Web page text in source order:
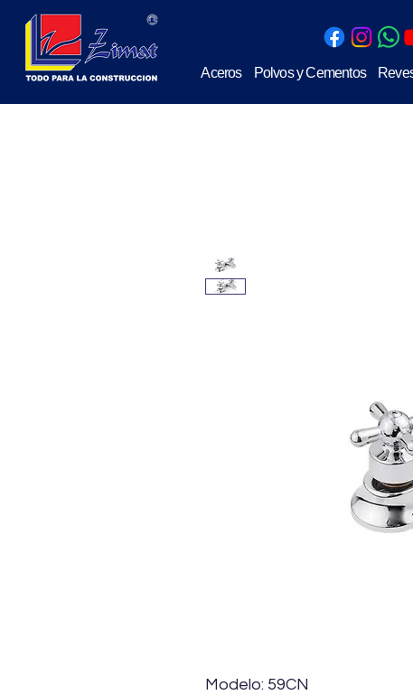
Aceros Polvos y Cementos
Modelo: 59CN